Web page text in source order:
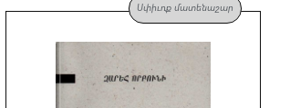
Սփիւռք մատենաշար